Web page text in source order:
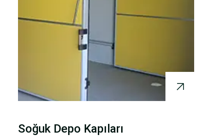
Soğuk Depo Kapıları